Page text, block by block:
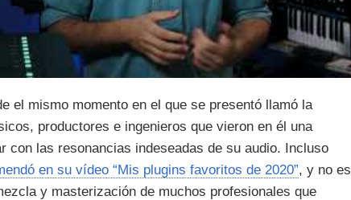
el mismo momento en el que se presentó llamó la
productores e ingenieros que vieron en él una
con las resonancias indeseadas de su audio. Incluso
en su vídeo “Mis plugins favoritos de 2020”, y no es
y masterización de muchos profesionales que